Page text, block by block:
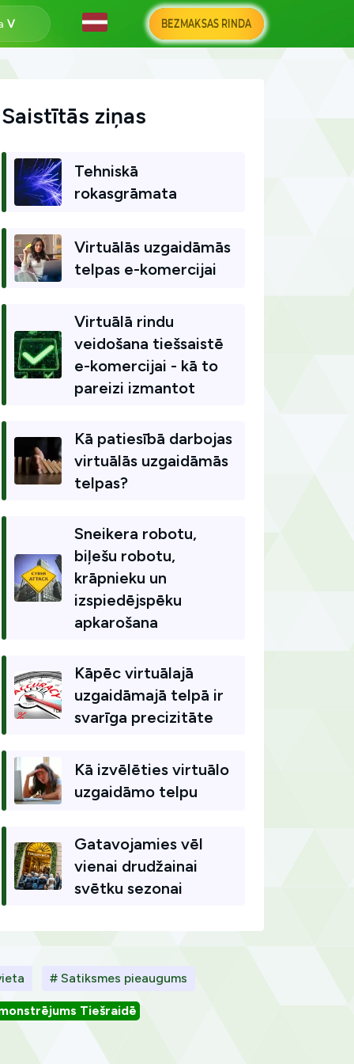
BEZMAKSAS RINDA
Saistītās ziņas
Tehniskā
rokasgrāmata
Virtuālās uzgaidāmās
telpas e-komercijai
Virtuālā rindu
veidošana tiešsaistē
e-komercijai - kā to
pareizi izmantot
Kā patiesībā darbojas
virtuālās uzgaidāmās
telpas?
Sneikera robotu,
biļešu robotu,
krāpnieku un
izspiedējspēku
apkarošana
Kāpēc virtuālajā
uzgaidāmajā telpā ir
svarīga precizitāte
Kā izvēlēties virtuālo
uzgaidāmo telpu
Gatavojamies vēl
vienai drudžainai
svētku sezonai
# Satiksmes pieaugums
Tiešraidē